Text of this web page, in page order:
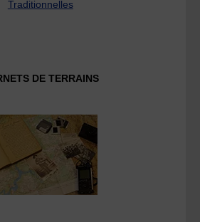
Traditionnelles
DE TERRAINS